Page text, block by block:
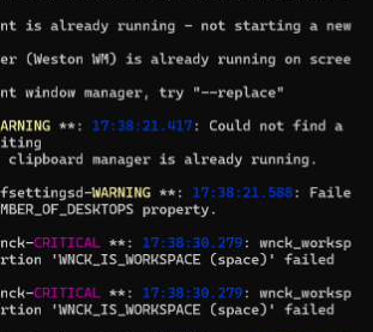
「マ
ウ
ン
ト」
と
は